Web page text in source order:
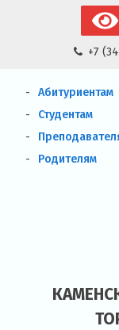
+7
Абитуриентам
Студентам
Родителям